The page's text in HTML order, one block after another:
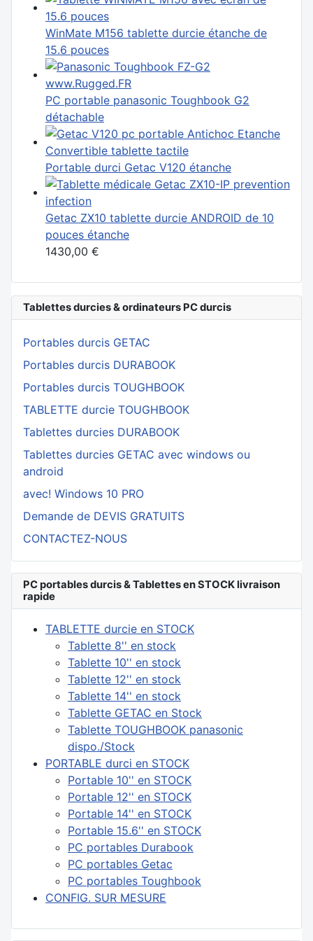
Tablettes durcies & ordinateurs PC durcis
Portables durcis GETAC
Portables durcis DURABOOK
Portables durcis TOUGHBOOK
TABLETTE durcie TOUGHBOOK
Tablettes durcies DURABOOK
Tablettes durcies GETAC avec windows ou
android
avec! Windows 10 PRO
Demande de DEVIS GRATUITS
CONTACTEZ-NOUS
PC portables durcis & Tablettes en STOCK livraison
rapide
TABLETTE durcie en STOCK
Tablette 8'' en stock
Tablette 10'' en stock
Tablette 12'' en stock
Tablette 14'' en stock
Tablette GETAC en Stock
Tablette TOUGHBOOK panasonic
dispo./Stock
PORTABLE durci en STOCK
Portable 10'' en STOCK
Portable 12'' en STOCK
Portable 14'' en STOCK
Portable 15.6'' en STOCK
PC portables Durabook
PC portables Getac
PC portables Toughbook
CONFIG. SUR MESURE
WinMate M156 tablette durcie étanche de
15.6 pouces
PC portable panasonic Toughbook G2
détachable
Portable durci Getac V120 étanche
Getac ZX10 tablette durcie ANDROID de 10
pouces étanche
1430,00 €